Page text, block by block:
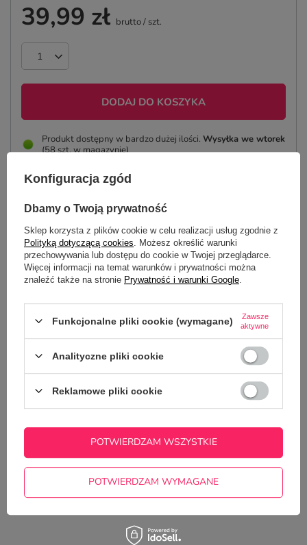
39,99 zł brutto/ szt.
DODAJ DO KOSZYKA
Produkt dostępny w bardzo dużej ilości Wysyłka we wtorek
(58 szt. w magazynie)
Bezpieczne zakupy
ZAPROJEKTUJ MASON JAR
OPIS
SZCZEGÓŁOWE DANE
Potrzebujesz pomocy? Masz pytania?
Zadaj pytanie a my odpowiemy
niezwłocznie, najciekawsze pytania i
odpowiedzi publikując dla innych.
ZADAJ PYTANIE
Konfiguracja zgód
Dbamy o Twoją prywatność
Sklep korzysta z plików cookie w celu realizacji usług zgodnie z
Polityką dotyczącą cookies . Możesz określić warunki
przechowywania lub dostępu do cookie w Twojej przeglądarce.
Więcej informacji na temat warunków i prywatności można
znaleźć także na stronie Prywatność i warunki Google
Funkcjonalne pliki cookie (wymagane)
Zawsze
aktywne
Analityczne pliki cookie
Reklamowe pliki cookie
POTWIERDZAM WYMAGANE
POTWIERDZAM WSZYSTKIE